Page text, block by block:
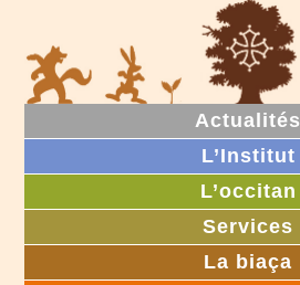
Actualités
L’Institut
L’occitan
Services
La biaça